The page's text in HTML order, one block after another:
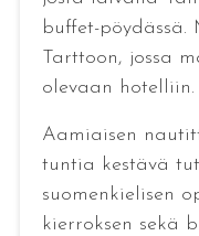
buffet-
Tarttoon, jossa
olevaan
Aamiaisen
tuntia kestävä
suomenkielisen
kierroksen sekä